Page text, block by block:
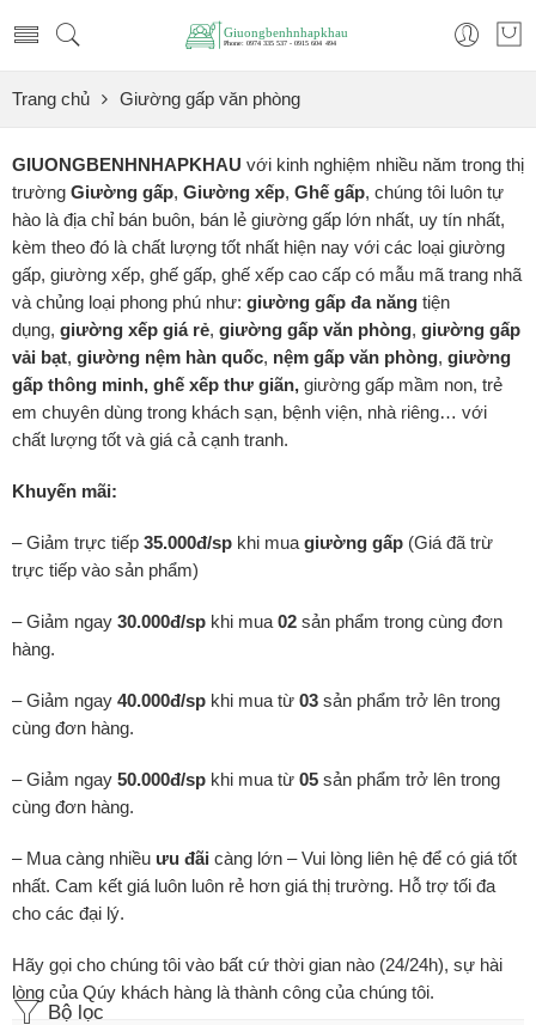
Trang chủ Giường gấp văn phòng
GIUONGBENHNHAPKHAU với kinh nghiệm nhiều năm trong thị
trường Giường gấp, Giường xếp, Ghế gấp, chúng tôi luôn tự
hào là địa chỉ bán buôn, bán lẻ giường gấp lớn nhất, uy tín nhất,
kèm theo đó là chất lượng tốt nhất hiện nay với các loại giường
gấp, giường xếp, ghế gấp, ghế xếp cao cấp có mẫu mã trang nhã
và chủng loại phong phú như: giường gấp đa năng tiện
dụng, giường xếp giá rẻ, giường gấp văn phòng, giường gấp
vải bạt, giường nệm hàn quốc, nệm gấp văn phòng, giường
gấp thông minh, ghế xếp thư giãn, giường gấp mầm non, trẻ
em chuyên dùng trong khách sạn, bệnh viện, nhà riêng… với
chất lượng tốt và giá cả cạnh tranh.
Khuyến mãi:
– Giảm trực tiếp 35.000đ/sp khi mua giường gấp (Giá đã trừ
trực tiếp vào sản phẩm)
– Giảm ngay 30.000đ/sp khi mua 02 sản phẩm trong cùng đơn
hàng.
– Giảm ngay 40.000đ/sp khi mua từ 03 sản phẩm trở lên trong
cùng đơn hàng.
– Giảm ngay 50.000đ/sp khi mua từ 05 sản phẩm trở lên trong
cùng đơn hàng.
– Mua càng nhiều ưu đãi càng lớn – Vui lòng liên hệ để có giá tốt
nhất. Cam kết giá luôn luôn rẻ hơn giá thị trường. Hỗ trợ tối đa
cho các đại lý.
Hãy gọi cho chúng tôi vào bất cứ thời gian nào (24/24h), sự hài
lòng của Qúy khách hàng là thành công của chúng tôi.
Bộ lọc